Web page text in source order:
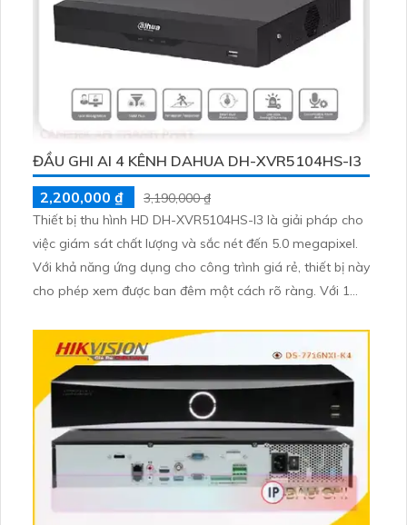
ĐẦU GHI AI 4 KÊNH DAHUA DH-XVR5104HS-I3
2,200,000 ₫
3,190,000 ₫
Thiết bị thu hình HD DH-XVR5104HS-I3 là giải pháp cho
việc giám sát chất lượng và sắc nét đến 5.0 megapixel.
Với khả năng ứng dụng cho công trình giá rẻ, thiết bị này
cho phép xem được ban đêm một cách rõ ràng. Với 1
bền cao hơn